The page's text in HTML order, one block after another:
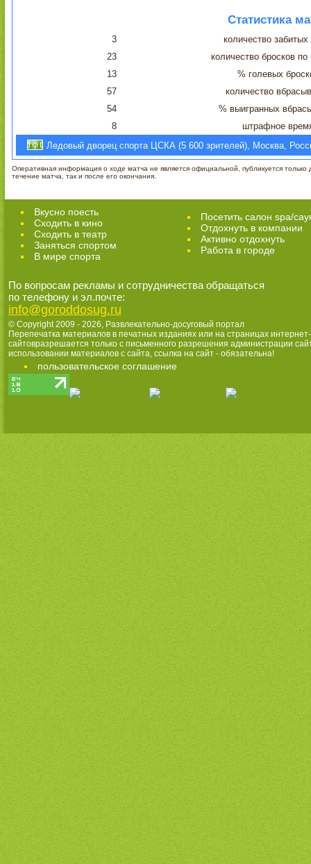
Статистика
3
количество
23
количество бросков по
13
% голевых
57
количество
54
% выигранных
8
штрафное
Ледовый дворец спорта ЦСКА (5 600 зрителей), Москва,
Оперативная информация о ходе матча не является официальной, публикуется только
течение матча, так и после его окончания.
Вкусно поесть
Сходить в кино
Cходить в театр
Заняться спортом
В мире спорта
Посетить салон spa/
Отдохнуть в компании
Активно отдохнуть
Работа в городе
По вопросам рекламы и сотрудничества обращаться
по телефону и эл.почте:
info@goroddosug.ru
© Copyright 2009 - 2026, Развлекательно-досуговый портал
Перепечатка материалов в печатных изданиях или на страницах интернет-
сайтовразрешается только с письменного разрешения администрации
использовании материалов с сайта, ссылка на сайт - обязательна!
пользовательское соглашение